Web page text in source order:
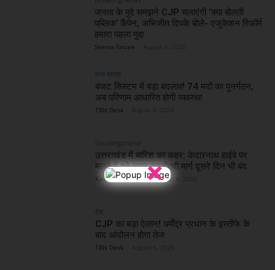
×
जनता के मुद्दे समझने CJP चलाएंगी ‘क्या बोलती
पब्लिक’ कैंपेन, अभिजीत दिपके बोले- एजुकेशन रिफॉर्म
हमारा पहला मुद्दा
Seema Faizee
मध्य प्रदेश
बजट सिस्टम में बड़ा बदलाव! 74 मदों का पुनर्गठन,
अब परिणाम आधारित होगी व्यवस्था
TBN Desk
Uncategorized
उत्तराखंड में बारिश का कहर: केदारनाथ हाईवे पर
मलबे में दबे वाहन,यमुनोत्री मार्ग दूसरे दिन भी बंद
Kavita Choudhary - August 6, 2026
देश
CJP का बड़ा ऐलान! धर्मेंद्र प्रधान के इस्तीफे के
बाद आंदोलन होगा तेज
TBN Desk